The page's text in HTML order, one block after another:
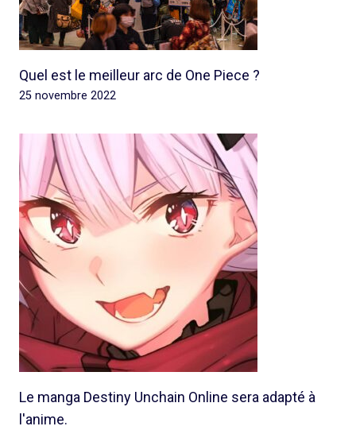
Quel est le meilleur arc de One Piece ?
25 novembre 2022
Le manga Destiny Unchain Online sera adapté à
l'anime.